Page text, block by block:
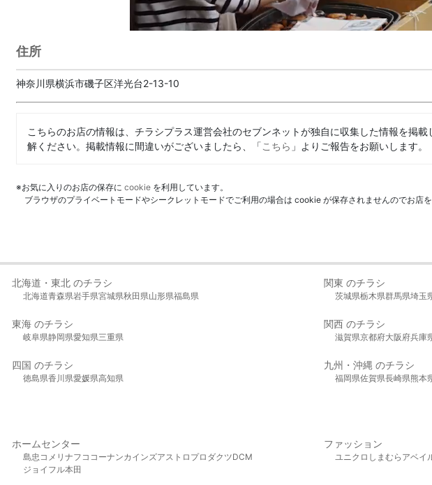
住所
神奈川県横浜市磯子区洋光台2-13-10
こちらのお店の情報は、チラシプラス運営会社のセブンネットが独自に収集した情報を掲
解ください。掲載情報に間違いがございましたら、「こちら 」よりご報告をお願いします。
※お気に入りのお店の保存に cookie を利用しています。
ブラウザのプライベートモードやシークレットモードでご利用の場合は cookie が保存されませんのでお店を
北海道・東北 のチラシ
北海道青森県岩手県宮城県秋田県山形県福島県
関東 のチラシ
茨城県栃木県群馬県埼玉
東海 のチラシ
岐阜県静岡県愛知県三重県
関西 のチラシ
滋賀県京都府大阪府兵庫
四国 のチラシ
徳島県香川県愛媛県高知県
九州・沖縄 のチラシ
福岡県佐賀県長崎県熊本
ホームセンター
島忠 コメリ ナフコ コーナンカインズアストロプロダクツDCM
ジョイフル本田
ファッション
ユニクロ しまむら アベイ